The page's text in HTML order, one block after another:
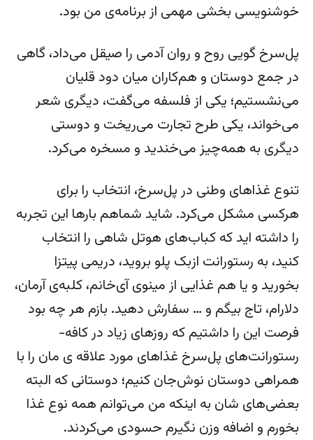
خوشنویسی بخشی مهمی از برنامه‌ی من بود.
پل‌سرخ گویی روح و روان آدمی را صیقل می‌داد، گاهی
در جمع دوستان و هم‌کاران میان دود قلیان
می‌نشستیم؛ یکی از فلسفه می‌گفت، دیگری شعر
می‌خواند، یکی طرح تجارت می‌ریخت و دوستی
دیگری به همه‌چیز می‌خندید و مسخره می‌کرد.
تنوع غذاهای وطنی در پل‌سرخ، انتخاب را برای
هرکسی مشکل می‌کرد. شاید شماهم بارها این تجربه
را داشته اید که کباب‌های هوتل شاهی را انتخاب
کنید، به رستورانت ازبک پلو بروید، دریمی پیتزا
بخورید و یا هم غذایی از مینوی آی‌خانم، کلبه‌ی آرمان،
دلارام، تاج بیگم و … سفارش دهید. بازم هر چه بود
فرصت این را داشتیم که روزهای زیاد در کافه-
رستورانت‌های پل‌سرخ غذاهای مورد علاقه ی مان را با
همراهی دوستان نوش‌جان کنیم؛ دوستانی که البته
بعضی‌های شان به اینکه من می‌توانم همه نوع غذا
بخورم و اضافه وزن نگیرم حسودی می‌کردند.